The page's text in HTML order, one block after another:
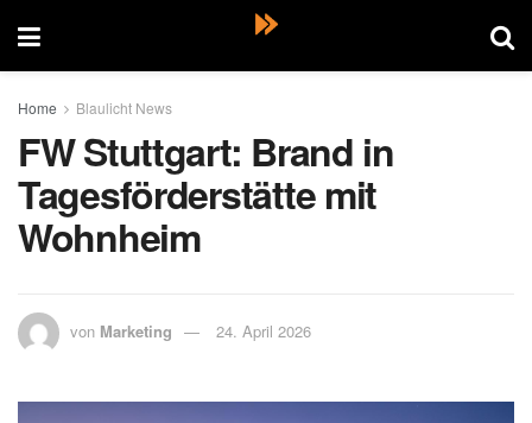
Home Blaulicht News
FW Stuttgart: Brand in
Tagesförderstätte mit
Wohnheim
von Marketing 24. April 2026